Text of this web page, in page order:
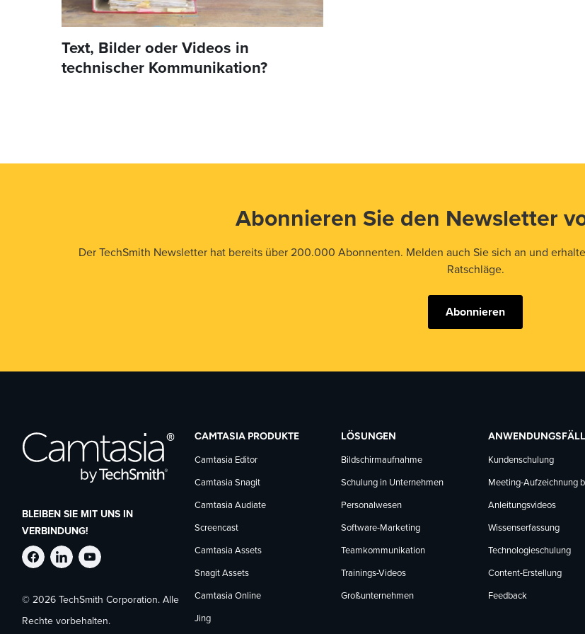
Text, Bilder oder Videos in
technischer Kommunikation?
Abonnieren Sie den Newsletter
Der TechSmith Newsletter hat bereits über 200.000 Abonnenten. Melden auch Sie sich an und
Ratschläge.
Abonnieren
BLEIBEN SIE MIT UNS IN
VERBINDUNG!
TechSmith
auf
TechSmith
auf
TechSmith
auf
© 2026 TechSmith Corporation. Alle
Rechte vorbehalten.
CAMTASIA PRODUKTE
Camtasia Editor
Camtasia Snagit
Camtasia Audiate
Screencast
Camtasia Assets
Snagit Assets
Camtasia Online
Jing
LÖSUNGEN
Bildschirmaufnahme
Schulung in Unternehmen
Personalwesen
Software-Marketing
Teamkommunikation
Trainings-Videos
Großunternehmen
Kundenschulung
Meeting-Aufzeichnung
Anleitungsvideos
Wissenserfassung
Technologieschulung
Content-Erstellung
Feedback